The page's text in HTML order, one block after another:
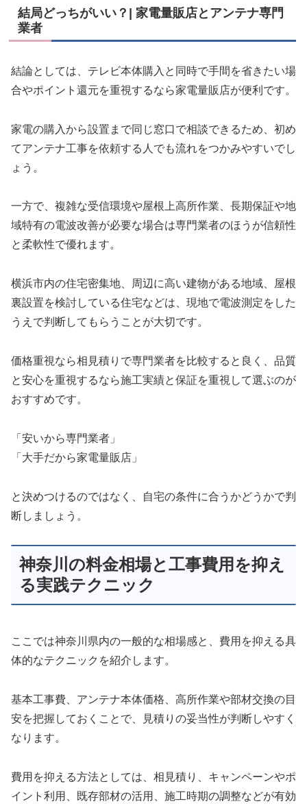
結局どっちがいい？| 家電量販店とアンテナ専門
業者
結論としては、テレビ本体購入と同時で手間を省きたい場
合やポイント還元を重視するなら家電量販店が便利です。
家電の購入から設置まで同じ窓口で相談できるため、初め
てアンテナ工事を依頼する人でも流れをつかみやすいでし
ょう。
一方で、複雑な受信環境や屋根上高所作業、長期保証や地
域特有の電波改善が必要な場合は専門業者のほうが信頼性
と柔軟性で優れます。
横浜市内の住宅密集地、周辺に高い建物がある地域、屋根
裏設置を検討している住宅などは、現地で電波測定をした
うえで判断してもらうことが大切です。
価格重視なら相見積りで専門業者を比較すると良く、品質
と安心を重視するなら施工実績と保証を重視して選ぶのが
おすすめです。
「安いから専門業者」
「大手だから家電量販店」
と決めつけるのではなく、自宅の条件に合うかどうかで判
断しましょう。
神奈川の料金相場と工事費用を抑え
る実践テクニック
ここでは神奈川県内の一般的な相場感と、費用を抑える具
体的なテクニックを紹介します。
基本工事費、アンテナ本体価格、高所作業や部材交換の目
安を把握しておくことで、見積りの妥当性が判断しやすく
なります。
費用を抑える方法としては、相見積り、キャンペーンやポ
イント利用、既存部材の活用、施工時期の調整などが有効